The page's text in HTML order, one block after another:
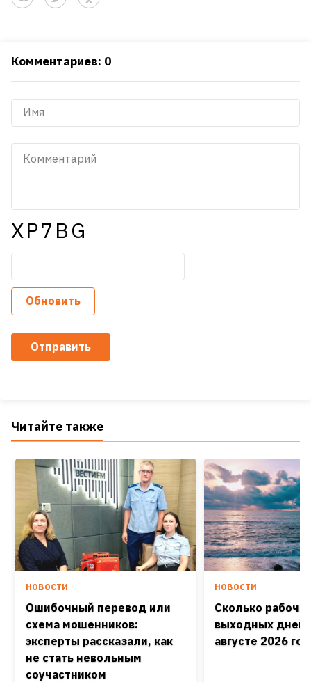
Комментариев: 0
XP7BG
Обновить
Отправить
Читайте также
НОВОСТИ
Ошибочный перевод или
схема мошенников:
эксперты рассказали, как
не стать невольным
соучастником
НОВОСТИ
Сколько
выходных дней
августе 2026